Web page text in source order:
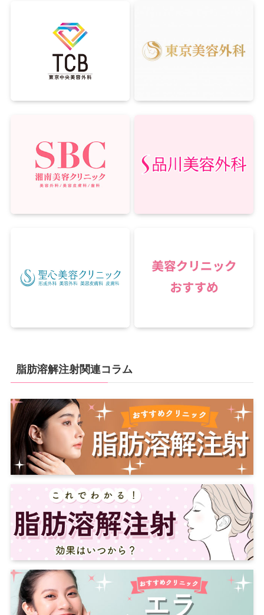
脂肪溶解注射関連コラム